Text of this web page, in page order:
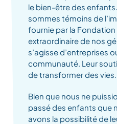
le bien-être des
sommes témoins de
fournie par la
extraordinaire de nos
s’agisse d’entreprises
communauté. Leur
de transformer des vies.
Bien que nous ne
passé des enfants que
avons la possibilité de